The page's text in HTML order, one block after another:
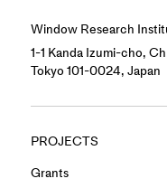
Window Research
1-1 Kanda Izumi-cho,
Tokyo 101-0024, Japan
PROJECTS
Grants